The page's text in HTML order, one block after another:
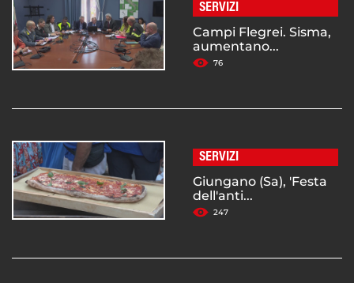
SERVIZI
Campi Flegrei. Sisma,
aumentano...
76
SERVIZI
Giungano (Sa), 'Festa
dell'anti...
247